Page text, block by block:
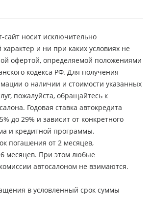
носит исключительно
и ни при каких условиях не
офертой, определяемой положениями
кодекса РФ. Для получения
о наличии и стоимости указанных
пожалуйста, обращайтесь к
Годовая ставка автокредита
до 29% и зависит от конкретного
и кредитной программы.
погашения от 2 месяцев,
месяцев. При этом любые
автосалоном не взимаются.
в условленный срок суммы